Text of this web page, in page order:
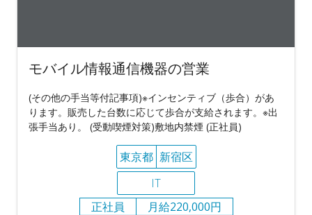
モバイル情報通信機器の営業
(その他の手当等付記事項)※インセンティブ（歩合）があ
ります。販売した台数に応じて歩合が支給されます。※出
張手当あり。 (受動喫煙対策)敷地内禁煙 (正社員)
東京都 新宿区
IT
正社員
月給220,000円